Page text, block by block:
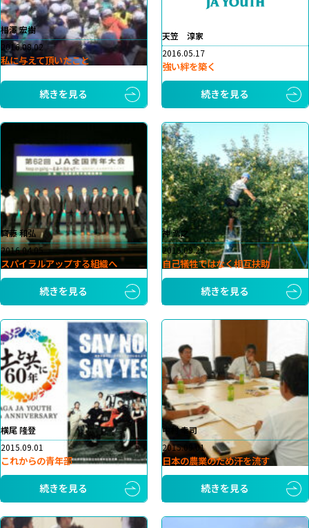
相澤 宏樹
2016.08.02
私に与えて頂いたこと
続きを見る
天笠 淳家
2016.05.17
強い絆を築く
続きを見る
齊藤 和弘
2016.04.05
スパイラルアップする組織へ
続きを見る
神 浩之
2015.09.29
自己犠牲ではなく相互扶助
続きを見る
横尾 隆登
2015.09.01
これからの青年部
続きを見る
中村 幸司
2015.09.01
日本の農業のため汗を流す
続きを見る